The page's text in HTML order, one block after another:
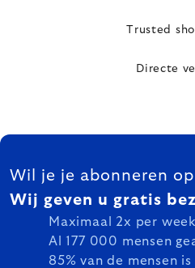
Trusted
Directe
FOOTER
Wil je je abonneren
Wij geven u gratis
Maximaal 2x per week
Al 177 000 mensen
85% van de mensen